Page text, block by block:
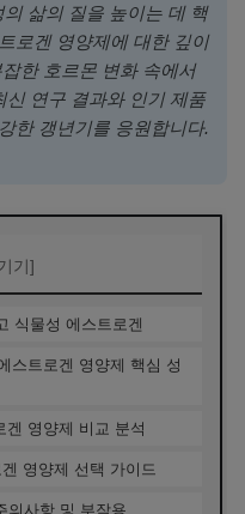
삶의 질을 높이는 데 핵
로겐 영양제에 대한 깊이
한 호르몬 변화 속에서
연구 결과와 인기 제품
한 갱년기를 응원합니다.
기]
식물성 에스트로겐
스트로겐 영양제 핵심 성
겐 영양제 비교 분석
영양제 선택 가이드
의사항 및 부작용